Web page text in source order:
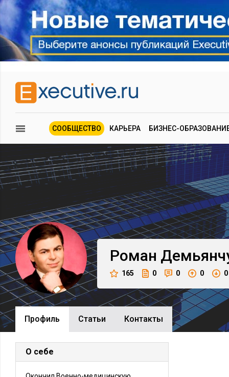
СООБЩЕСТВО КАРЬЕРА БИЗНЕС-
Роман
165 0 0 0 0
Профиль Cтатьи Контакты
О себе